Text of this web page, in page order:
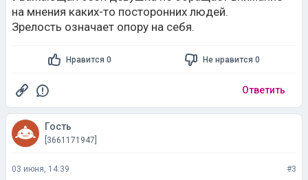
на мнения каких-то посторонних людей.
Зрелость означает опору на себя.
Нравится 0 Не нравится 0
Ответить
Гость
[3661171947]
03 июня, 14:39 #3